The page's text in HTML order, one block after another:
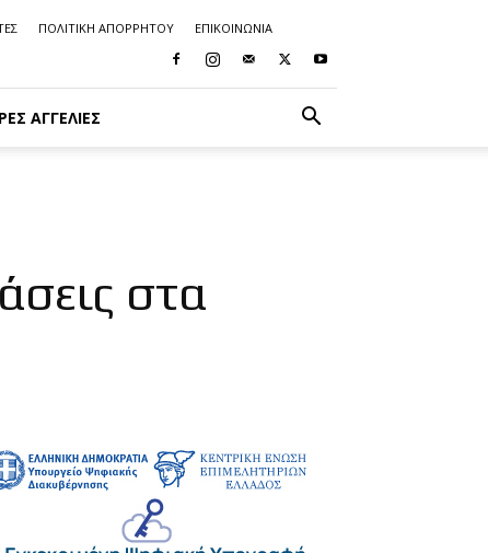
ΠΟΛΙΤΙΚΗ ΑΠΟΡΡΗΤΟΥ ΕΠΙΚΟΙΝΩΝΙΑ
ΑΓΓΕΛΊΕΣ
στα